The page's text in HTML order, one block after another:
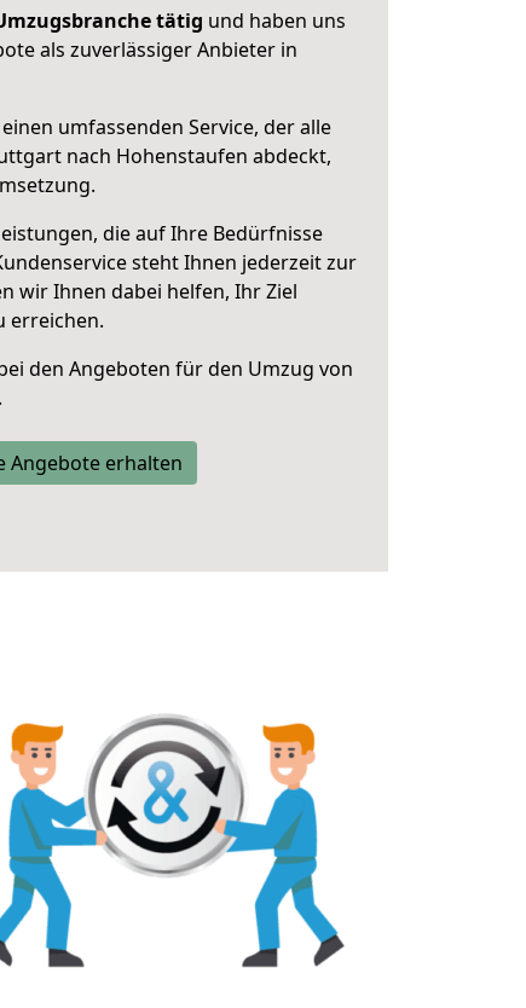
tätig und haben uns
als zuverlässiger Anbieter in
umfassenden Service, der alle
nach Hohenstaufen abdeckt,
die auf Ihre Bedürfnisse
steht Ihnen jederzeit zur
wir Ihnen dabei helfen, Ihr Ziel
erreichen.
den Angeboten für den Umzug von
Angebote erhalten